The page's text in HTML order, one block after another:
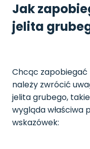
Jak
jelita
Chcąc
należy zwrócić
jelita grubego,
wygląda właściwa
wskazówek: